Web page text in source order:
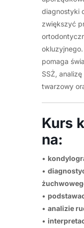
diagnostyki
zwiększyć
pomaga
SSŻ,
twarzowy
Kurs
na:
•
•
•
• analizie
•